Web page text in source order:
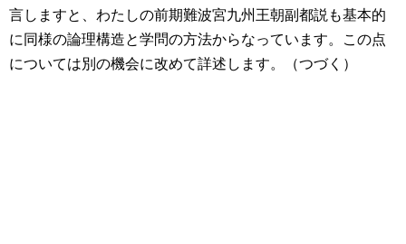
言しますと、わたしの前期難波宮九州王朝副都説も基本的
に同様の論理構造と学問の方法からなっています。この点
については別の機会に改めて詳述します。（つづく）